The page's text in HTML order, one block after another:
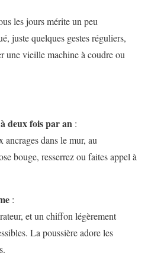
les jours mérite un peu
juste quelques gestes réguliers,
une vieille machine à coudre ou
deux fois par an :
dans le mur, au
bouge, resserrez ou faites appel à
:
et un chiffon légèrement
La poussière adore les